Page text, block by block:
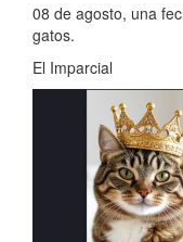
08 de agosto, una
gatos.
El Imparcial